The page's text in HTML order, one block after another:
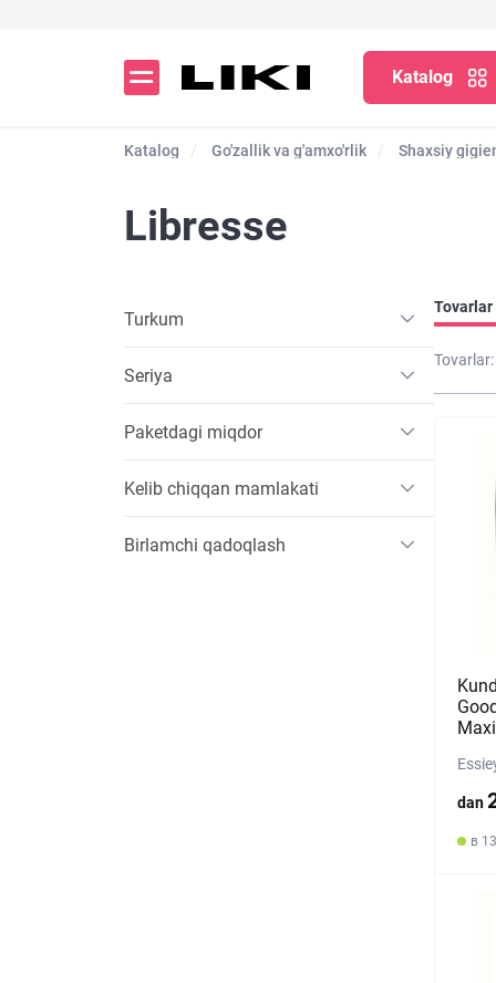
Katalog
Katalog Go'zallik va g'amxo'rlik Shaxsiy
Libresse
Turkum
Seriya
Paketdagi miqdor
Kelib chiqqan mamlakati
Birlamchi qadoqlash
Tovarlar
Tovarlar:
dan
в